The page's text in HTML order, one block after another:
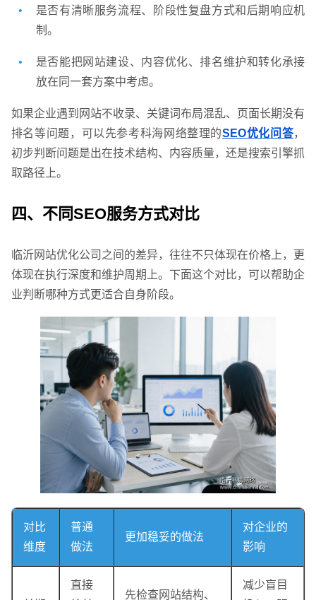
是否有清晰服务流程、阶段性复盘方式和后期响应机
制。
是否能把网站建设、内容优化、排名维护和转化承接
放在同一套方案中考虑。
如果企业遇到网站不收录、关键词布局混乱、页面长期没有
排名等问题，可以先参考科海网络整理的SEO优化问答，
初步判断问题是出在技术结构、内容质量，还是搜索引擎抓
取路径上。
四、不同SEO服务方式对比
临沂网站优化公司之间的差异，往往不只体现在价格上，更
体现在执行深度和维护周期上。下面这个对比，可以帮助企
业判断哪种方式更适合自身阶段。
对比
维度
普通
做法
更加稳妥的做法
对企业的
影响
直接
先检查网站结构、
减少盲目